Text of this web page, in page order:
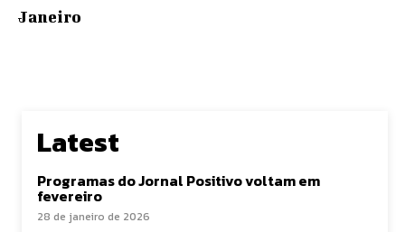
Janeiro
Latest
Programas do Jornal Positivo voltam em
fevereiro
28 de janeiro de 2026